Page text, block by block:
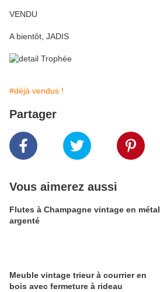
VENDU
A bientôt, JADIS
#déjà vendus !
Partager
Vous aimerez aussi
Flutes à Champagne vintage en métal
argenté
Meuble vintage trieur à courrier en
bois avec fermeture à rideau